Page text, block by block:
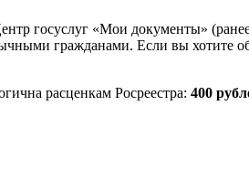
госуслуг «Мои документы»
гражданами. Если вы хотите
расценкам Росреестра: 400